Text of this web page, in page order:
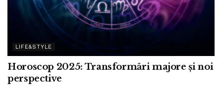
LIFE&STYLE
Horoscop 2025: Transformări majore și noi
perspective